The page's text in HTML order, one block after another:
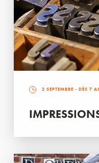
2 SEPTEMBRE - DÈS 7